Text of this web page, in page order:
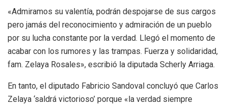
«Admiramos su valentía, podrán despojarse de sus cargos
pero jamás del reconocimiento y admiración de un pueblo
por su lucha constante por la verdad. Llegó el momento de
acabar con los rumores y las trampas. Fuerza y solidaridad,
fam. Zelaya Rosales», escribió la diputada Scherly Arriaga.
En tanto, el diputado Fabricio Sandoval concluyó que Carlos
Zelaya ‘saldrá victorioso’ porque «la verdad siempre